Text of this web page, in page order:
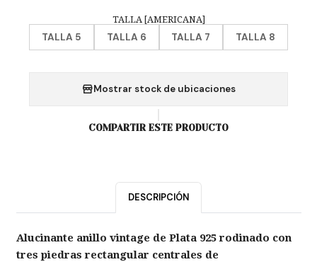
TALLA [AMERICANA]
TALLA 5 TALLA 6 TALLA 7 TALLA 8
Mostrar stock de ubicaciones
COMPARTIR ESTE PRODUCTO
DESCRIPCIÓN
Alucinante anillo vintage de Plata 925 rodinado con
tres piedras rectangular centrales de